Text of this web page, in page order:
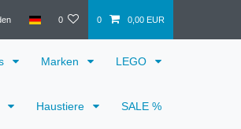
0 0 0,00 EUR
Marken LEGO
Haustiere SALE %